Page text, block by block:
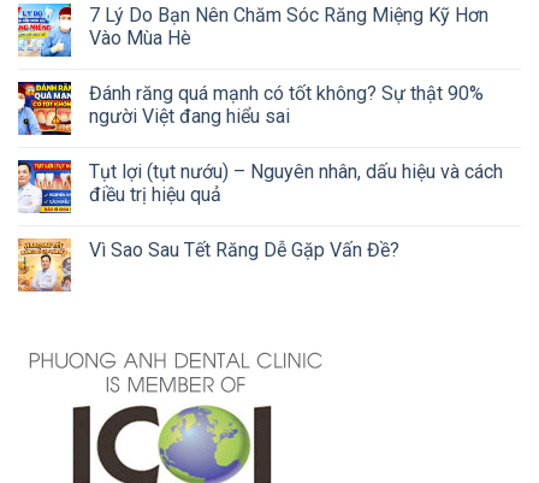
7 Lý Do Bạn Nên Chăm Sóc Răng Miệng Kỹ Hơn
Vào Mùa Hè
Đánh răng quá mạnh có tốt không? Sự thật 90%
người Việt đang hiểu sai
Tụt lợi (tụt nướu) – Nguyên nhân, dấu hiệu và cách
điều trị hiệu quả
Vì Sao Sau Tết Răng Dễ Gặp Vấn Đề?